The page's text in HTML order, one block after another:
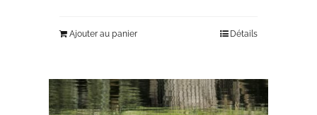
Ajouter au panier Détails